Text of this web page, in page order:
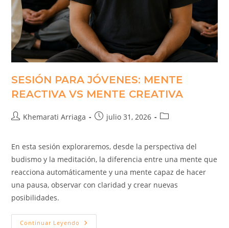
SESIÓN PARA JÓVENES: MENTE
REACTIVA VS MENTE CREATIVA
Khemarati Arriaga julio 31, 2026
En esta sesión exploraremos, desde la perspectiva del
budismo y la meditación, la diferencia entre una mente que
reacciona automáticamente y una mente capaz de hacer
una pausa, observar con claridad y crear nuevas
posibilidades.
Continuar Leyendo